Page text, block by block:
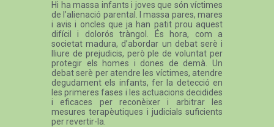
Hi ha massa infants i joves que són víctimes
de l’alienació parental. I massa pares, mares
i avis i oncles que ja han patit prou aquest
difícil i dolorós tràngol. És hora, com a
societat madura, d’abordar un debat serè i
lliure de prejudicis, però ple de voluntat per
protegir els homes i dones de demà. Un
debat serè per atendre les víctimes, atendre
degudament els infants, fer la detecció en
les primeres fases i les actuacions decidides
i eficaces per reconèixer i arbitrar les
mesures terapèutiques i judicials suficients
per revertir-la.